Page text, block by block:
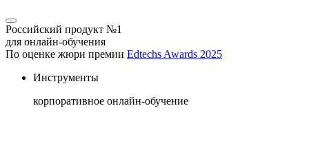
Российский продукт №1
для онлайн-обучения
По оценке жюри премии Edtechs Awards 2025
Инструменты
корпоративное онлайн-обучение